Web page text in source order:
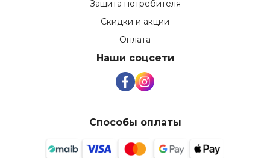
Защита потребителя
Скидки и акции
Оплата
Наши соцсети
Способы оплаты